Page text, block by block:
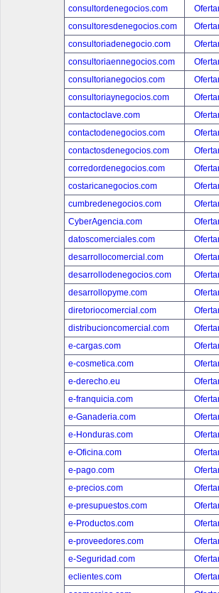
consultordenegocios.com
consultoresdenegocios.com
consultoriadenegocio.com
consultoriaennegocios.com
consultorianegocios.com
consultoriaynegocios.com
contactoclave.com
contactodenegocios.com
contactosdenegocios.com
corredordenegocios.com
costaricanegocios.com
cumbredenegocios.com
CyberAgencia.com
datoscomerciales.com
desarrollocomercial.com
desarrollodenegocios.com
desarrollopyme.com
diretoriocomercial.com
distribucioncomercial.com
e-cargas.com
e-cosmetica.com
e-derecho.eu
e-franquicia.com
e-Ganaderia.com
e-Honduras.com
e-Oficina.com
e-pago.com
e-precios.com
e-presupuestos.com
e-Productos.com
e-proveedores.com
e-Seguridad.com
eclientes.com